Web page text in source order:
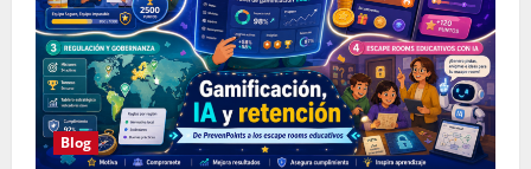
Blog